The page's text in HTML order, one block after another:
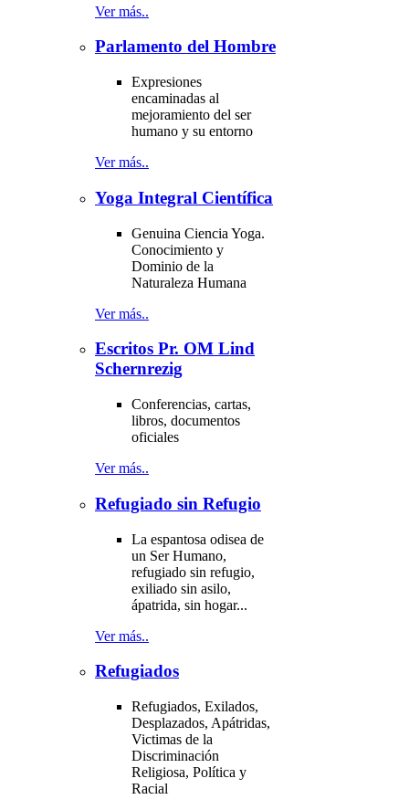
Ver más..
Parlamento del Hombre
Expresiones
encaminadas al
mejoramiento del ser
humano y su entorno
Ver más..
Yoga Integral Científica
Genuina Ciencia Yoga.
Conocimiento y
Dominio de la
Naturaleza Humana
Ver más..
Escritos Pr. OM Lind
Schernrezig
Conferencias, cartas,
libros, documentos
oficiales
Ver más..
Refugiado sin Refugio
La espantosa odisea de
un Ser Humano,
refugiado sin refugio,
exiliado sin asilo,
ápatrida, sin hogar...
Ver más..
Refugiados
Refugiados, Exilados,
Desplazados, Apátridas,
Victimas de la
Discriminación
Religiosa, Política y
Racial